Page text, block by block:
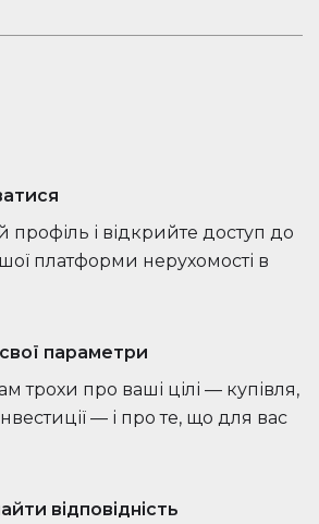
ніж будь-коли.
оголошеннями та отримуйте
профіль і відкрийте доступ до
платформи нерухомості в
параметри
трохи про ваші цілі — купівля,
— і про те, що для вас
відповідність